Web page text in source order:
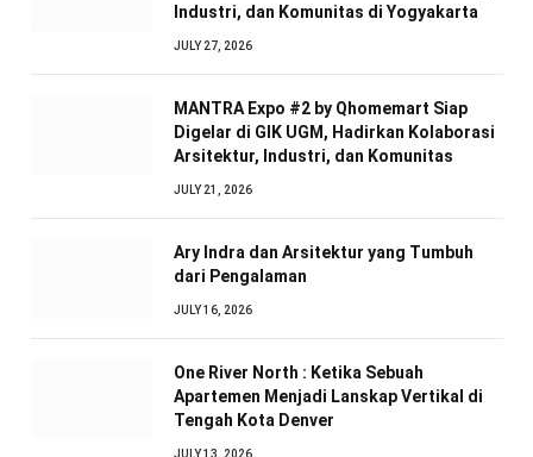
Industri, dan Komunitas di Yogyakarta
JULY 27, 2026
MANTRA Expo #2 by Qhomemart Siap
Digelar di GIK UGM, Hadirkan Kolaborasi
Arsitektur, Industri, dan Komunitas
JULY 21, 2026
Ary Indra dan Arsitektur yang Tumbuh
dari Pengalaman
JULY 16, 2026
One River North : Ketika Sebuah
Apartemen Menjadi Lanskap Vertikal di
Tengah Kota Denver